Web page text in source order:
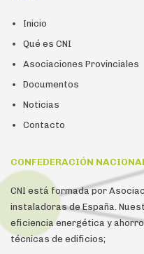
Inicio
Qué es CNI
Asociaciones Provinciales
Documentos
Noticias
Contacto
CONFEDERACIÓN
CNI está formada por
instaladoras de España.
eficiencia energética y
técnicas de edificios;